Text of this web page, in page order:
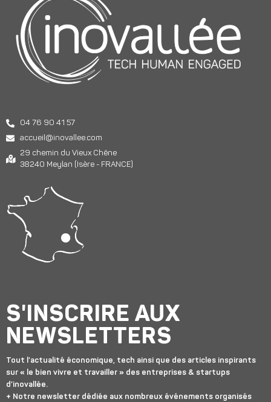
04 76 90 41 57
accueil@inovallee.com
29 chemin du Vieux Chêne
38240 Meylan (Isère - FRANCE)
S'INSCRIRE AUX
NEWSLETTERS
Tout l’actualité économique, tech ainsi que des articles inspirants
sur « le bien vivre et travailler » des entreprises & startups
d’inovallée.
+ Notre newsletter dédiée aux nombreux événements organisés